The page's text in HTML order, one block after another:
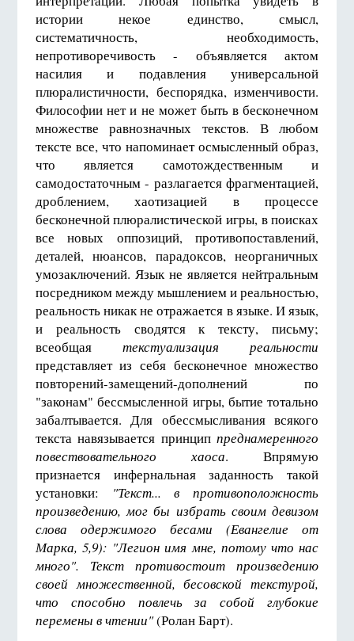
истории некое единство, смысл,
систематичность, необходимость,
непротиворечивость - объявляется актом
насилия и подавления универсальной
плюралистичности, беспорядка, изменчивости.
Философии нет и не может быть в бесконечном
множестве равнозначных текстов. В любом
тексте все, что напоминает осмысленный образ,
что является самотождественным и
самодостаточным - разлагается фрагментацией,
дроблением, хаотизацией в процессе
бесконечной плюралистической игры, в поисках
все новых оппозиций, противопоставлений,
деталей, нюансов, парадоксов, неорганичных
умозаключений. Язык не является нейтральным
посредником между мышлением и реальностью,
реальность никак не отражается в языке. И язык,
и реальность сводятся к тексту, письму;
всеобщая текстуализация реальности
представляет из себя бесконечное множество
повторений-замещений-дополнений по
"законам" бессмысленной игры, бытие тотально
забалтывается. Для обессмысливания всякого
текста навязывается принциппреднамеренного
повествовательного хаоса. Впрямую
признается инфернальная заданность такой
установки:
"Текст... в противоположность
произведению, мог бы избрать своим девизом
слова одержимого бесами (Евангелие от
Марка, 5,9): "Легион имя мне, потому что нас
много". Текст противостоит произведению
своей множественной, бесовской текстурой,
что способно повлечь за собой глубокие
перемены в чтении"(Ролан Барт).